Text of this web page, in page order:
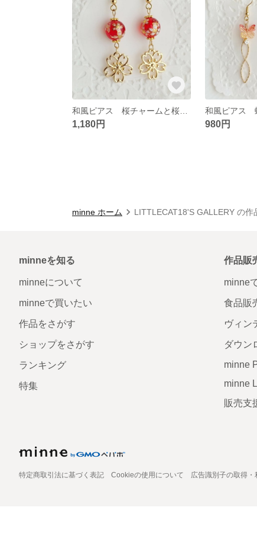
1,180円 980円
minne ホーム LITTLECAT18'S GALLERY の作
minneを知る
minneについて
minneで買いたい
作品をさがす
ショップをさがす
ランキング
特集
作品販
minne
食品販
ヴィン
ダウン
minne
minne
販売支
特定商取引法に基づく表記 Cookieの使用について 広告識別子の取得・